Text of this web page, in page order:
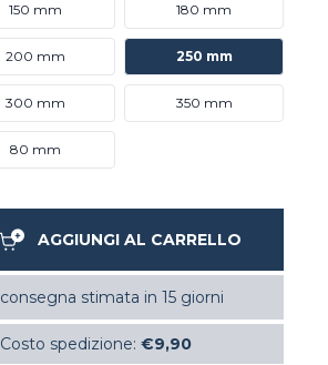
150 mm 180 mm
200 mm 250 mm
300 mm 350 mm
80 mm
AGGIUNGI AL CARRELLO
consegna stimata in 15 giorni
Costo spedizione: €9,90